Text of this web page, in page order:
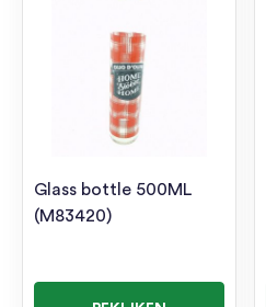
Glass bottle 500ML
(M83420)